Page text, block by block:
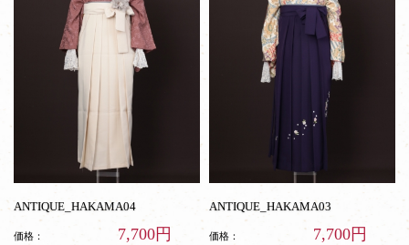
ANTIQUE_HAKAMA04
価格： 7,700円
ANTIQUE_HAKAMA03
価格： 7,700円